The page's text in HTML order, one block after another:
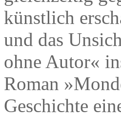
künstlich
und das
ohne Autor«
Roman
Geschichte